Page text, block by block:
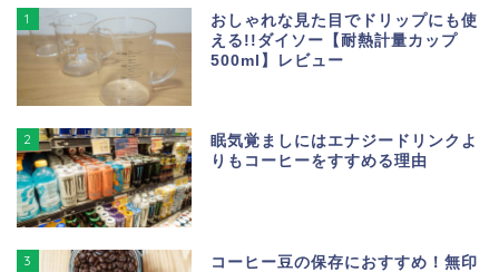
1
おしゃれな見た目でドリップにも使
える!!ダイソー【耐熱計量カップ
500ml】レビュー
2
眠気覚ましにはエナジードリンクよ
りもコーヒーをすすめる理由
3
コーヒー豆の保存におすすめ！無印